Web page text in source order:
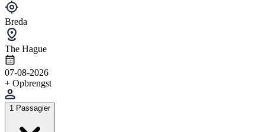
Breda
The Hague
07-08-2026
+ Opbrengst
1 Passagier